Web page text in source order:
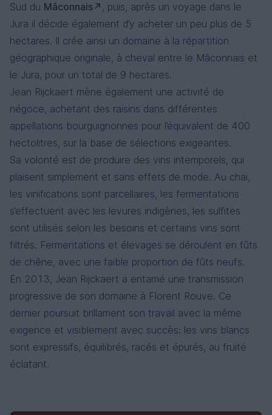
Sud du Mâconnais
, puis, après un voyage dans le
Jura il décide également d’y acheter un peu plus de 5
hectares. Il crée ainsi un domaine à la répartition
géographique originale, à cheval entre le Mâconnais et
le Jura, pour un total de 9 hectares.
Jean Rijckaert mène également une activité de
négoce, achetant des raisins dans différentes
appellations bourguignonnes pour l’équivalent de 400
hectolitres, sur la base de sélections exigeantes.
Sa volonté est de produire des vins intemporels, qui
plaisent simplement et sans effets de mode. Au chai,
les vinifications sont parcellaires, les fermentations
s’effectuent avec les levures indigènes, les sulfites
sont utilisés selon les besoins et certains vins sont
filtrés. Fermentations et élevages se déroulent en fûts
de chêne, avec une faible proportion de fûts neufs.
En 2013, Jean Rijckaert a entamé une transmission
progressive de son domaine à Florent Rouve. Ce
dernier poursuit brillament son travail avec la même
exigence et visiblement avec succès: les vins blancs
sont expressifs, équilibrés, racés et épurés, au fruité
éclatant.